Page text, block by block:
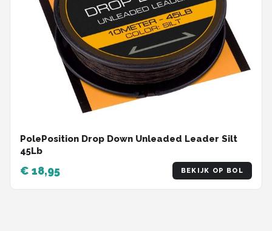
PolePosition Drop Down Unleaded Leader Silt
45Lb
€ 18,95 BEKIJK OP BOL